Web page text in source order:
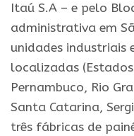
Itaú S.A – e pelo
administrativa em
unidades industriais
localizadas
Pernambuco, Rio
Santa Catarina,
três fábricas de